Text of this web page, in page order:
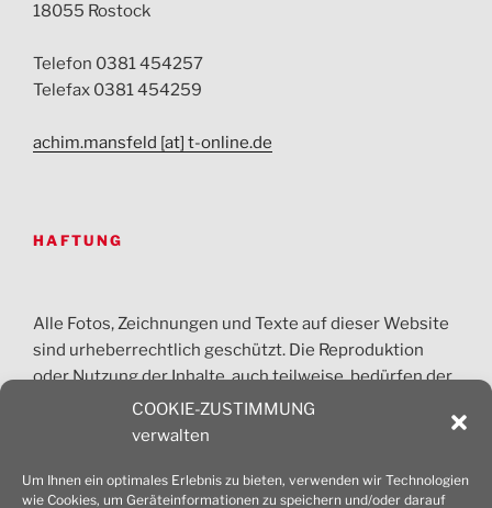
COOKIE-ZUSTIMMUNG
verwalten
Um Ihnen ein optimales Erlebnis zu bieten, verwenden wir Technologien
wie Cookies, um Geräteinformationen zu speichern und/oder darauf
18055 Rostock
Telefon 0381 454257
Telefax 0381 454259
achim.mansfeld [at] t-online.de
HAFTUNG
Alle Fotos, Zeichnungen und Texte auf dieser Website
sind urheberrechtlich geschützt. Die Reproduktion
oder Nutzung der Inhalte, auch teilweise, bedürfen der
vorherigen Absprache. Jede gewerbliche Nutzung ist
honorarpflichtig und nur nach Zustimmung des